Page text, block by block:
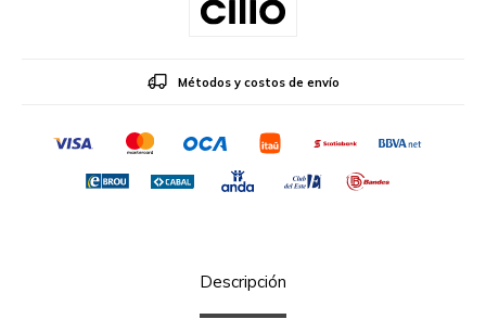
Métodos y costos de envío
Descripción